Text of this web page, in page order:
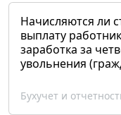
Начисляются ли
выплату
заработка за
увольнения
Бухучет и